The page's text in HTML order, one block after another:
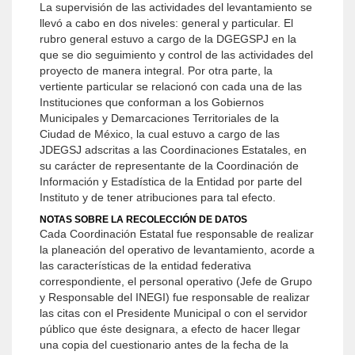
La supervisión de las actividades del levantamiento se
llevó a cabo en dos niveles: general y particular. El
rubro general estuvo a cargo de la DGEGSPJ en la
que se dio seguimiento y control de las actividades del
proyecto de manera integral. Por otra parte, la
vertiente particular se relacionó con cada una de las
Instituciones que conforman a los Gobiernos
Municipales y Demarcaciones Territoriales de la
Ciudad de México, la cual estuvo a cargo de las
JDEGSJ adscritas a las Coordinaciones Estatales, en
su carácter de representante de la Coordinación de
Información y Estadística de la Entidad por parte del
Instituto y de tener atribuciones para tal efecto.
NOTAS SOBRE LA RECOLECCIÓN DE DATOS
Cada Coordinación Estatal fue responsable de realizar
la planeación del operativo de levantamiento, acorde a
las características de la entidad federativa
correspondiente, el personal operativo (Jefe de Grupo
y Responsable del INEGI) fue responsable de realizar
las citas con el Presidente Municipal o con el servidor
público que éste designara, a efecto de hacer llegar
una copia del cuestionario antes de la fecha de la